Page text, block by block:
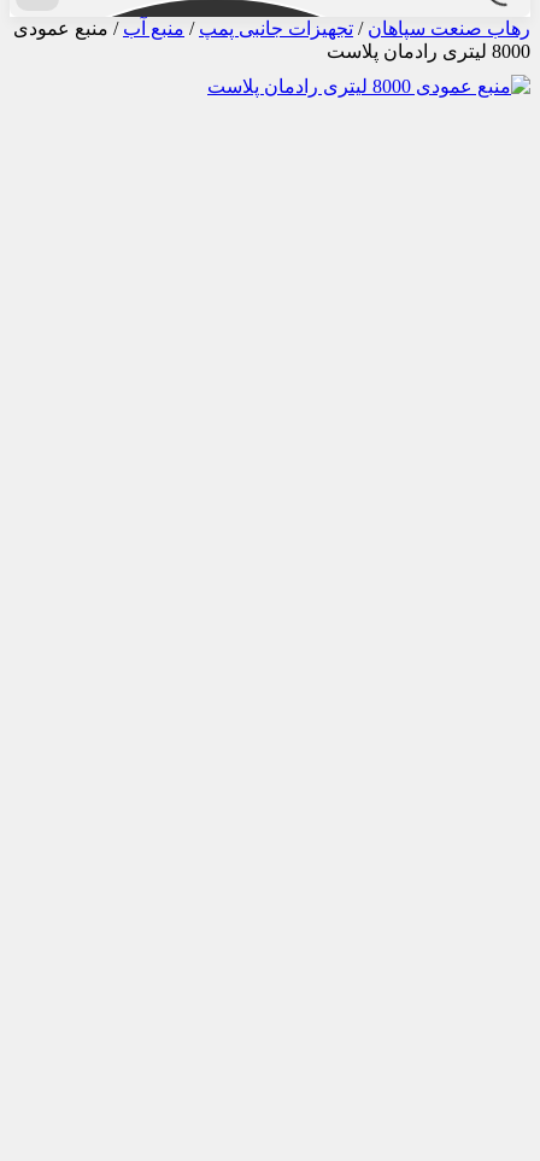
رهاب صنعت سپاهان / تجهیزات جانبی پمپ / منبع آب / منبع عمودی
8000 لیتری رادمان پلاست